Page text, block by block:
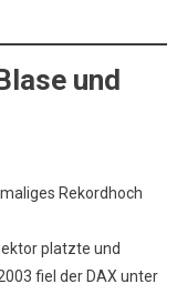
und
Rekordhoch
platzte und
fiel der DAX unter